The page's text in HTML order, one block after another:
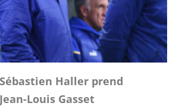
Haller prend
Louis Gasset